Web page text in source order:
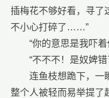
插梅花不够好看，寻了
不小心打碎了……”
“你的意思是我吓
“不不不！是奴婢错
连鱼枝想跪下，一
整个人被轻而易举提了